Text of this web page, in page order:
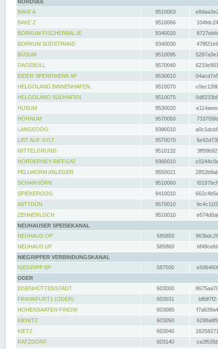
NORDSEE
BAKE A
9510063
BAKE Z
9510066
BORKUM FISCHERBALJE
9340020
BORKUM SÜDSTRAND
9340030
BÜSUM
9510095
DAGEBÜLL
9570040
EIDER-SPERRWERK AP
9530010
HELGOLAND BINNENHAFEN
9510070
HELGOLAND SÜDHAFEN
9510075
HUSUM
9530020
HÖRNUM
9570050
LANGEOOG
9390010
LIST AUF SYLT
9570070
MITTELGRUND
9510132
NORDERNEY RIFFGAT
9360010
PELLWORM ANLEGER
9550021
SCHARHÖRN
9510060
SPIEKEROOG
9410010
WITTDÜN
9570010
ZEHNERLOCH
9510010
NEUHAUSER SPEISEKANAL
NEUHAUS OP
585850
NEUHAUS UP
585860
NIEGRIPPER VERBINDUNGSKANAL
NIEGRIPP BP
587500
ODER
EISENHÜTTENSTADT
603000
FRANKFURT1 (ODER)
603031
HOHENSAATEN-FINOW
603080
KIENITZ
603050
KIETZ
603040
RATZDORF
603140